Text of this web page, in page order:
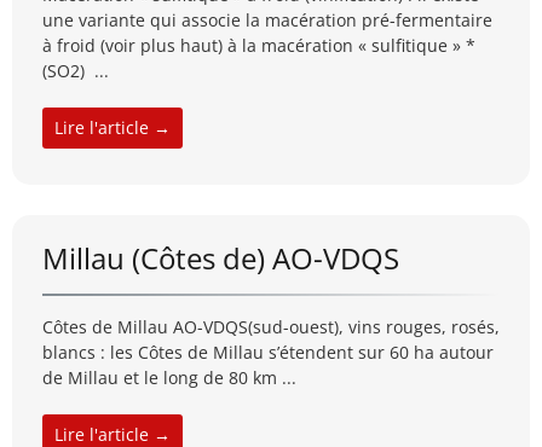
une variante qui associe la macération pré-fermentaire
à froid (voir plus haut) à la macération « sulfitique » *
(SO2) ...
Lire l'article →
Millau (Côtes de) AO-VDQS
Côtes de Millau AO-VDQS(sud-ouest), vins rouges, rosés,
blancs : les Côtes de Millau s’étendent sur 60 ha autour
de Millau et le long de 80 km ...
Lire l'article →